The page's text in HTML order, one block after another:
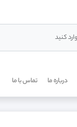
درباره ما تماس با ما